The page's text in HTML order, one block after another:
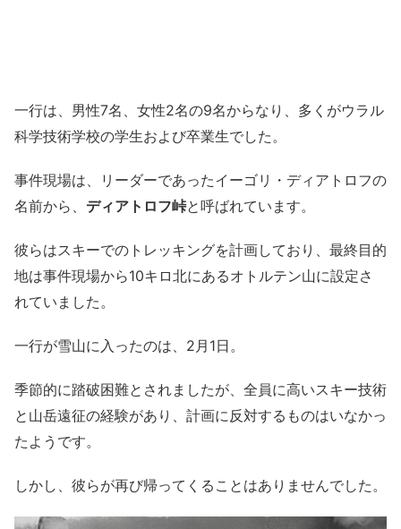
一行は、男性7名、女性2名の9名からなり、多くがウラル
科学技術学校の学生および卒業生でした。
事件現場は、リーダーであったイーゴリ・ディアトロフの
名前から、 ディアトロフ峠と呼ばれています。
彼らはスキーでのトレッキングを計画しており、最終目的
地は事件現場から10キロ北にあるオトルテン山に設定さ
れていました。
一行が雪山に入ったのは、2月1日。
季節的に踏破困難とされましたが、全員に高いスキー技術
と山岳遠征の経験があり、計画に反対するものはいなかっ
たようです。
しかし、彼らが再び帰ってくることはありませんでした。